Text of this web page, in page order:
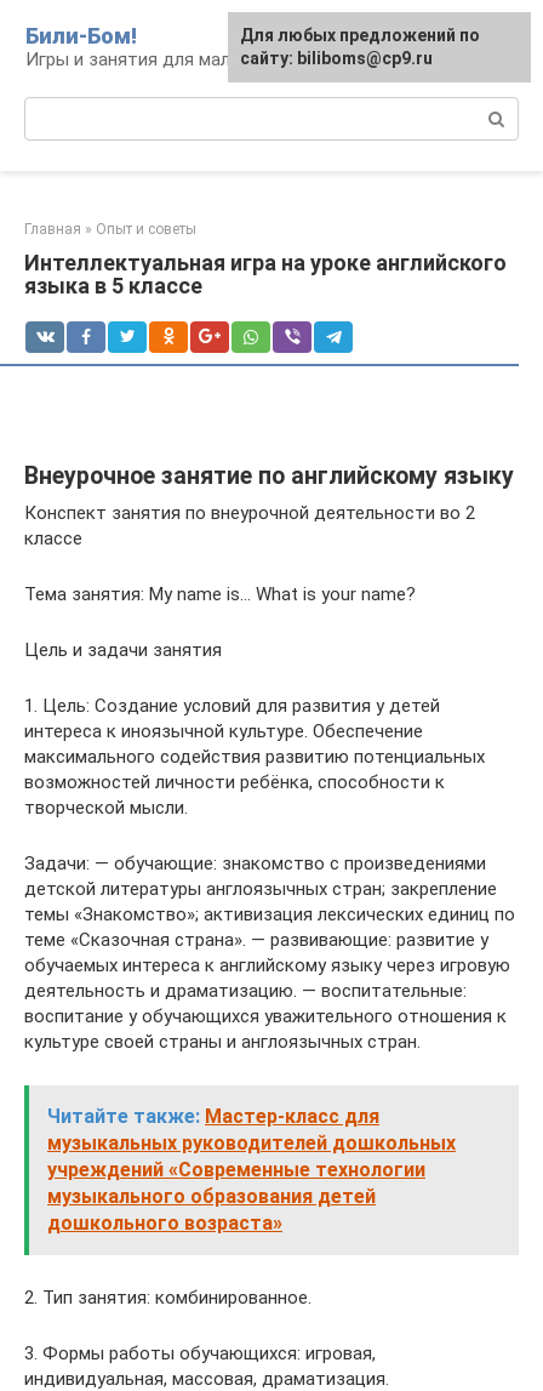
контенту
Били-Бом!
Игры и занятия для малышей и школьников
Главная » Опыт и советы
Интеллектуальная игра на уроке английского
языка в 5 классе
Внеурочное занятие по английскому языку
Конспект занятия по внеурочной деятельности во 2
классе
Тема занятия: My name is… What is your name?
Цель и задачи занятия
1. Цель: Создание условий для развития у детей
интереса к иноязычной культуре. Обеспечение
максимального содействия развитию потенциальных
возможностей личности ребёнка, способности к
творческой мысли.
Задачи: — обучающие: знакомство с произведениями
детской литературы англоязычных стран; закрепление
темы «Знакомство»; активизация лексических единиц по
теме «Сказочная страна». — развивающие: развитие у
обучаемых интереса к английскому языку через игровую
деятельность и драматизацию. — воспитательные:
воспитание у обучающихся уважительного отношения к
культуре своей страны и англоязычных стран.
Читайте также: Мастер-класс для
музыкальных руководителей дошкольных
учреждений «Современные технологии
музыкального образования детей
дошкольного возраста»
2. Тип занятия: комбинированное.
3. Формы работы обучающихся: игровая,
индивидуальная, массовая, драматизация.
Для любых предложений по
сайту: biliboms@cp9.ru